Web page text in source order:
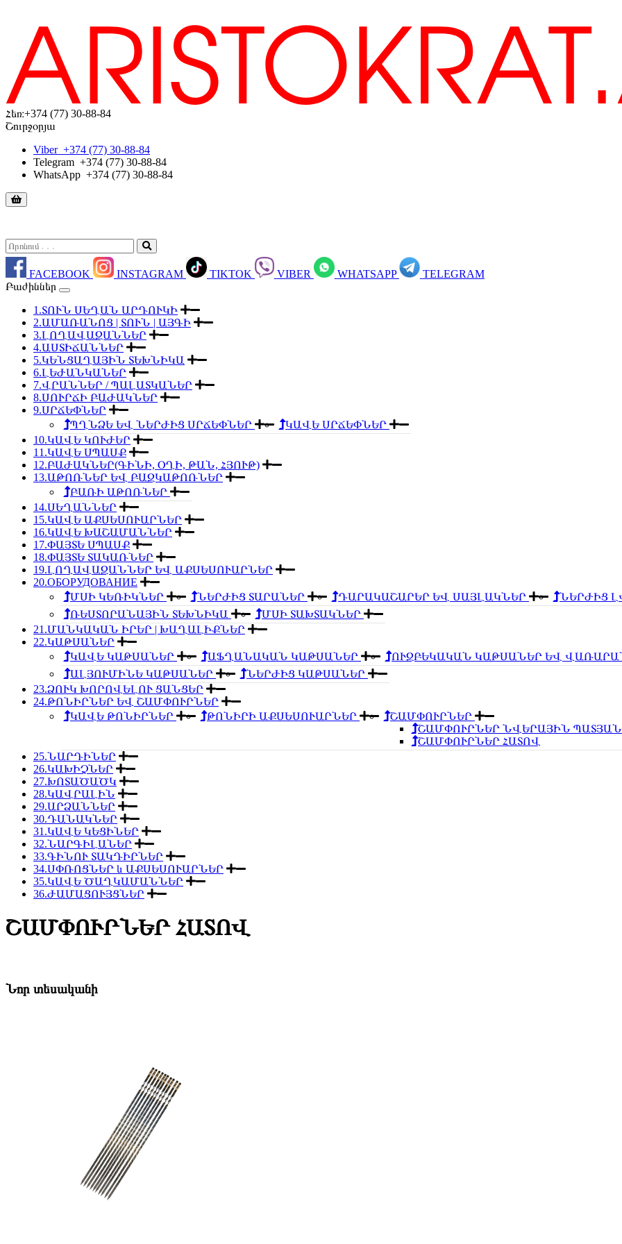
Հեռ։+374 (77) 30-88-84
Շուրջօրյա
Viber +374 (77) 30-88-84
Telegram +374 (77) 30-88-84
WhatsApp +374 (77) 30-88-84
FACEBOOK INSTAGRAM TIKTOK VIBER WHATSAPP
TELEGRAM
Բաժիններ
1.ՏՈՒՆ ՍԵՂԱՆ ԱՐԴՈՒԿԻ
2.ԱՄԱՌԱՆՈՑ | ՏՈՒՆ | ԱՅԳԻ
3.ԼՈՂԱՎԱԶԱՆՆԵՐ
4.ԱՍՏԻՃԱՆՆԵՐ
5.ԿԵՆՑԱՂԱՅԻՆ ՏԵԽՆԻԿԱ
6.ԼԵԺԱՆԿԱՆԵՐ
7.ՎՐԱՆՆԵՐ / ՊԱԼԱՏԿԱՆԵՐ
8.ՍՈՒՐՃԻ ԲԱԺԱԿՆԵՐ
9.ՍՐՃԵՓՆԵՐ
ՊՂՆՁԵ ԵՎ ՆԵՐԺԻՑ ՍՐՃԵՓՆԵՐ
ԿԱՎԵ ՍՐՃԵՓՆԵՐ
10.ԿԱՎԵ ԿՈՒԺԵՐ
11.ԿԱՎԵ ՍՊԱՍՔ
12.ԲԱԺԱԿՆԵՐ(ԳԻՆԻ, ՕՂԻ, ԹԱՆ, ՀՅՈՒԹ)
13.ԱԹՈՌՆԵՐ ԵՎ ԲԱԶԿԱԹՈՌՆԵՐ
ԲԱՌԻ ԱԹՈՌՆԵՐ
14.ՍԵՂԱՆՆԵՐ
15.ԿԱՎԵ ԱՔՍԵՍՈՒԱՐՆԵՐ
16.ԿԱՎԵ ԽԱՇԱՄԱՆՆԵՐ
17.ՓԱՅՏԵ ՍՊԱՍՔ
18.ՓԱՅՏԵ ՏԱԿԱՌՆԵՐ
19.ԼՈՂԱՎԱԶԱՆՆԵՐ ԵՎ ԱՔՍԵՍՈՒԱՐՆԵՐ
20.ОБОРУДОВАНИЕ
ՄՍԻ ԿԵՌԻԿՆԵՐ
ՆԵՐԺԻՑ ՏԱՐԱՆԵՐ ԴԱՐԱԿԱՇԱՐԵՐ ԵՎ ՍԱՅԼԱԿՆԵՐ ՆԵՐԺԻՑ
ՌԵՍՏՈՐԱՆԱՅԻՆ ՏԵԽՆԻԿԱ
ՄՍԻ ՏԱԽՏԱԿՆԵՐ
21.ՄԱՆԿԱԿԱՆ ԻՐԵՐ | ԽԱՂԱԼԻՔՆԵՐ
22.ԿԱԹՍԱՆԵՐ
ԿԱՎԵ ԿԱԹՍԱՆԵՐ
ԱՖՂԱՆԱԿԱՆ ԿԱԹՍԱՆԵՐ ՈՒԶԲԵԿԱԿԱՆ ԿԱԹՍԱՆԵՐ ԵՎ
ԱԼՅՈՒՄԻՆԵ ԿԱԹՍԱՆԵՐ
ՆԵՐԺԻՑ ԿԱԹՍԱՆԵՐ
23.ՁՈՒԿ ԽՈՐՈՎԵԼՈՒ ՑԱՆՑԵՐ
24.ԹՈՆԻՐՆԵՐ ԵՎ ՇԱՄՓՈՒՐՆԵՐ
ԿԱՎԵ ԹՈՆԻՐՆԵՐ
ԹՈՆԻՐԻ ԱՔՍԵՍՈՒԱՐՆԵՐ
ՇԱՄՓՈՒՐՆԵՐ
ՇԱՄՓՈՒՐՆԵՐ ՆՎԵՐԱՅԻՆ
ՇԱՄՓՈՒՐՆԵՐ ՀԱՏՈՎ
25.ՆԱՐԴԻՆԵՐ
26.ԿԱԽԻՉՆԵՐ
27.ԽՈՏԱԾԱԾԿ
28.ԿԱՎՐԱԼԻՆ
29.ԱՐՁԱՆՆԵՐ
30.ԴԱՆԱԿՆԵՐ
31.ԿԱՎԵ ԿԵՑԻՆԵՐ
32.ՆԱՐԳԻԼԱՆԵՐ
33.ԳԻՆՈՒ ՏԱԿԴԻՐՆԵՐ
34.ՍՓՌՈՑՆԵՐ և ԱՔՍԵՍՈՒԱՐՆԵՐ
35.ԿԱՎԵ ԾԱՂԿԱՄԱՆՆԵՐ
36.ԺԱՄԱՑՈՒՅՑՆԵՐ
ՇԱՄՓՈՒՐՆԵՐ ՀԱՏՈՎ
Նոր տեսականի